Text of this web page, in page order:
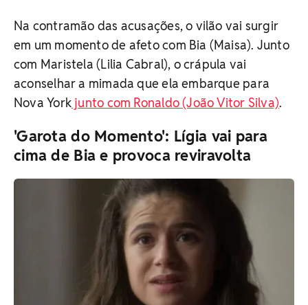
Na contramão das acusações, o vilão vai surgir
em um momento de afeto com Bia (Maisa). Junto
com Maristela (Lilia Cabral), o crápula vai
aconselhar a mimada que ela embarque para
Nova Yorkjunto com Ronaldo (João Vitor Silva).
'Garota do Momento': Lígia vai para
cima de Bia e provoca reviravolta